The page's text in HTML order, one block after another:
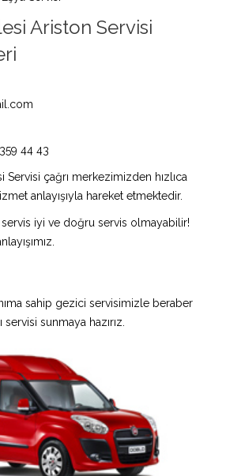
Ariston Servisi
44 43
çağrı merkezimizden hızlıca
anlayışıyla hareket etmektedir.
servis iyi ve doğru servis olmayabilir!
sahip gezici servisimizle beraber
sunmaya hazırız.